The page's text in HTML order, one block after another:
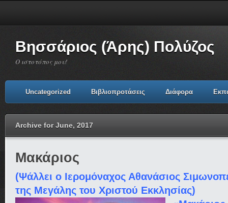
Βησσάριος (Άρης) Πολύζος
Ο ιστοτόπος μου!
Uncategorized Βιβλιοπροτάσεις Διάφορα
Archive for June, 2017
Μακάριος
(Ψάλλει ο Ιερομόναχος Αθανάσιος
της Μεγάλης του Χριστού Εκκλησίας)